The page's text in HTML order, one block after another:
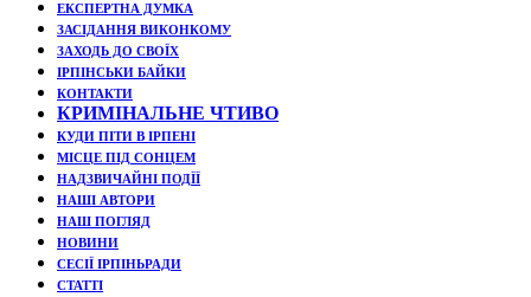
ЕКСПЕРТНА ДУМКА
ЗАСІДАННЯ ВИКОНКОМУ
ЗАХОДЬ ДО СВОЇХ
ІРПІНСЬКИ БАЙКИ
КОНТАКТИ
КРИМІНАЛЬНЕ ЧТИВО
КУДИ ПІТИ В ІРПЕНІ
МІСЦЕ ПІД СОНЦЕМ
НАДЗВИЧАЙНІ ПОДЇЇ
НАШІ АВТОРИ
НАШ ПОГЛЯД
НОВИНИ
СЕСІЇ ІРПІНЬРАДИ
СТАТТІ